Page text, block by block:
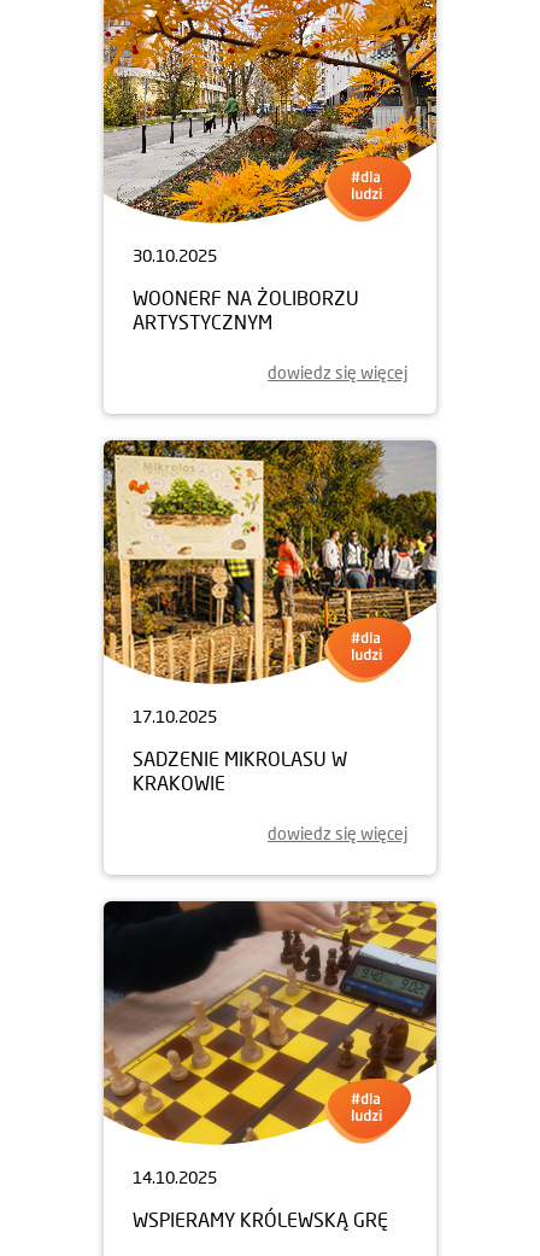
30.10.2025
WOONERF NA ŻOLIBORZU
ARTYSTYCZNYM
dowiedz się więcej
17.10.2025
SADZENIE MIKROLASU W
KRAKOWIE
dowiedz się więcej
14.10.2025
WSPIERAMY KRÓLEWSKĄ GRĘ